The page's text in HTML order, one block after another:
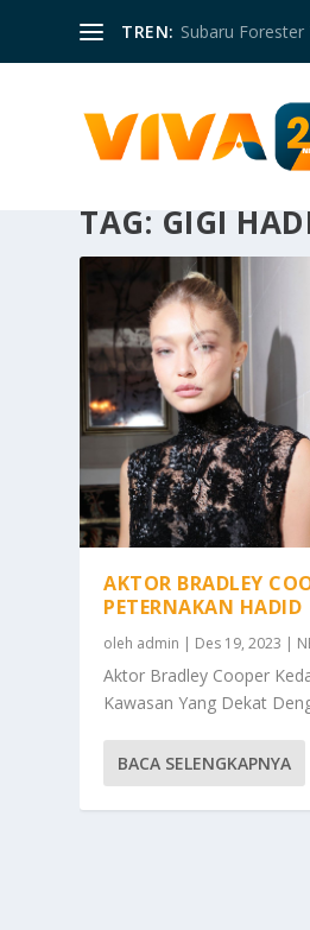
TREN: Subaru
TAG: GIGI
AKTOR BRADLEY
PETERNAKAN HADID
oleh admin | Des 19, 2023 |
Aktor Bradley Cooper
Kawasan Yang Dekat
BACA SELENGKAPNYA